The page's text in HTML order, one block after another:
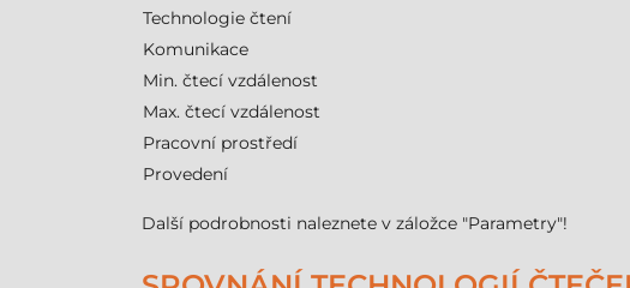
Technologie čtení
Komunikace
Min. čtecí vzdálenost
Max. čtecí vzdálenost
Pracovní prostředí
Provedení
Další podrobnosti naleznete v záložce "Parametry"!